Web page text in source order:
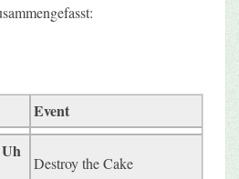
Event
Destroy the Cake